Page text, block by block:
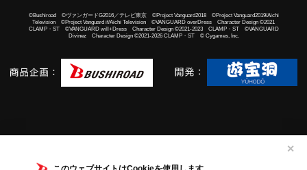
✕
©Bushiroad ©ヴァンガードG2016／テレビ東京 ©Project Vanguard2018 ©Project Vanguard2019/Aichi
Television ©Project Vanguard if/Aichi Television ©VANGUARD overDress Character Design ©2021
CLAMP・ST ©VANGUARD will+Dress Character Design ©2021-2023 CLAMP・ST ©VANGUARD
Divinez Character Design ©2021-2026 CLAMP・ST © Cygames, Inc.